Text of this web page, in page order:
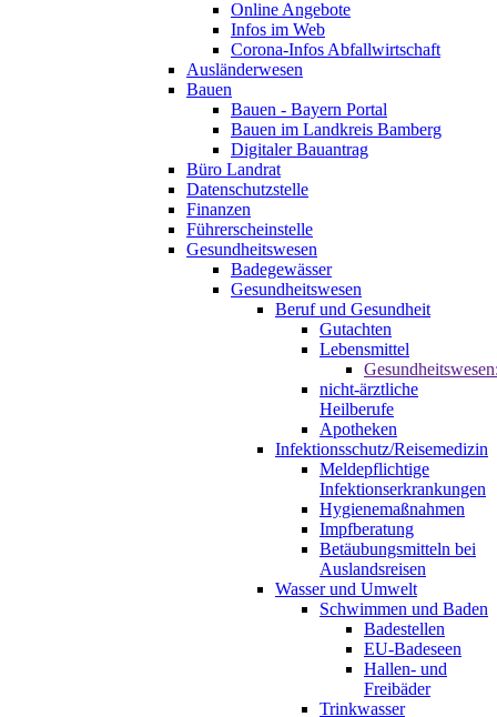
Online Angebote
Infos im Web
Corona-Infos Abfallwirtschaft
Ausländerwesen
Bauen
Bauen - Bayern Portal
Bauen im Landkreis Bamberg
Digitaler Bauantrag
Büro Landrat
Datenschutzstelle
Finanzen
Führerscheinstelle
Gesundheitswesen
Badegewässer
Gesundheitswesen
Beruf und Gesundheit
Gutachten
Lebensmittel
nicht-ärztliche
Heilberufe
Apotheken
Infektionsschutz/Reisemedizin
Meldepflichtige
Infektionserkrankungen
Hygienemaßnahmen
Impfberatung
Betäubungsmitteln bei
Auslandsreisen
Wasser und Umwelt
Schwimmen und Baden
Badestellen
EU-Badeseen
Hallen- und
Freibäder
Trinkwasser